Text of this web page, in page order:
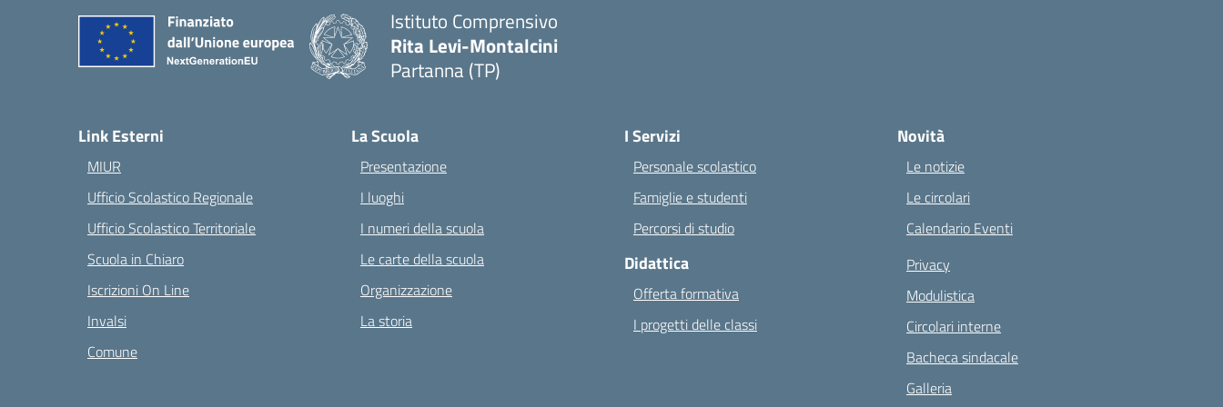
Istituto Comprensivo
Rita Levi-Montalcini
Partanna (TP)
Link Esterni
MIUR
Ufficio Scolastico Regionale
Ufficio Scolastico Territoriale
Scuola in Chiaro
Iscrizioni On Line
Invalsi
Comune
La Scuola
Presentazione
I luoghi
I numeri della scuola
Le carte della scuola
Organizzazione
La storia
I Servizi
Personale scolastico
Famiglie e studenti
Percorsi di studio
Didattica
Offerta formativa
I progetti delle classi
Novità
Le notizie
Le circolari
Calendario Eventi
Privacy
Modulistica
Circolari interne
Bacheca sindacale
Galleria